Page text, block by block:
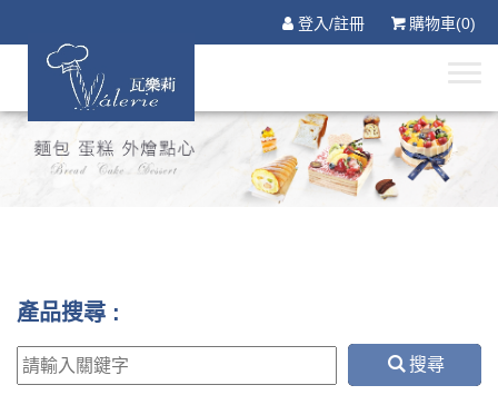
登入/註冊 購物車(0)
產品搜尋 :
搜尋